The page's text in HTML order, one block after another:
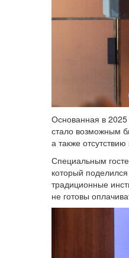
Основанная в
стало возможным
а также
Специальным
который
традиционные
не готовы